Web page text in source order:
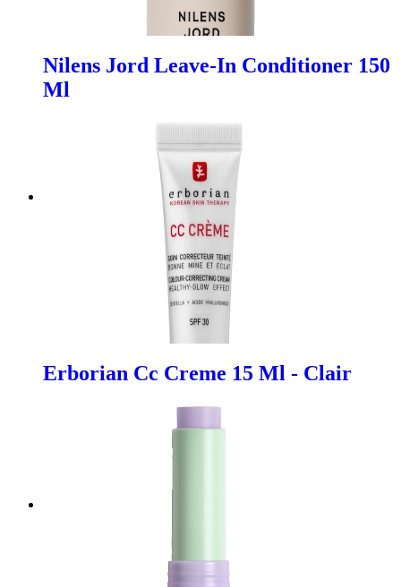
Nilens Jord Leave-In Conditioner 150
Ml
Erborian Cc Creme 15 Ml - Clair